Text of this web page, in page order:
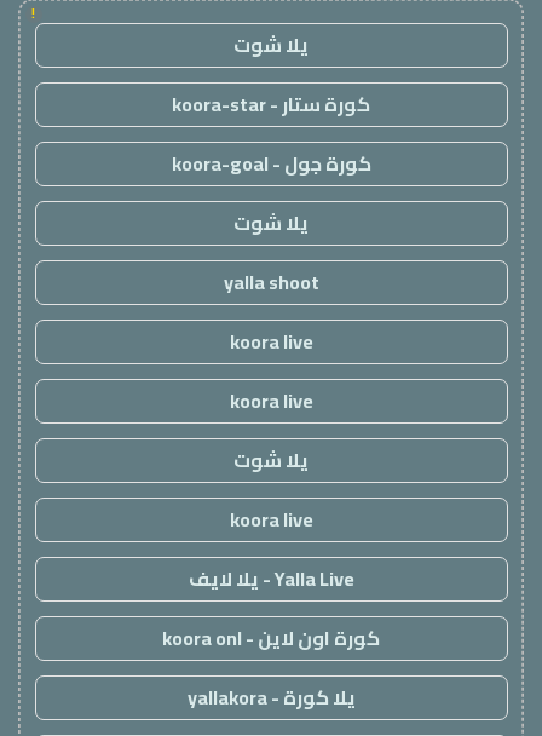
!
يلا شوت
كورة ستار - koora-star
كورة جول - koora-goal
يلا شوت
yalla shoot
koora live
koora live
يلا شوت
koora live
Yalla Live - يلا لايف
كورة اون لاين - koora onl
يلا كورة - yallakora